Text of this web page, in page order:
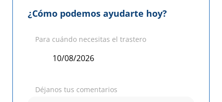
¿Cómo podemos ayudarte hoy?
Para cuándo necesitas el trastero
Déjanos tus comentarios